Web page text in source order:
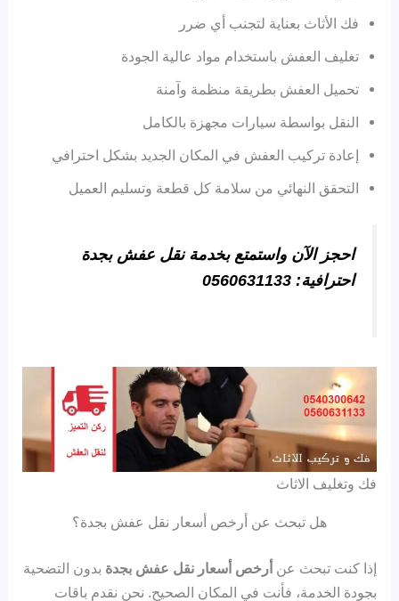
فك الأثاث بعناية لتجنب أي ضرر
تغليف العفش باستخدام مواد عالية الجودة
تحميل العفش بطريقة منظمة وآمنة
النقل بواسطة سيارات مجهزة بالكامل
إعادة تركيب العفش في المكان الجديد بشكل احترافي
التحقق النهائي من سلامة كل قطعة وتسليم العميل
احجز الآن واستمتع بخدمة نقل عفش بجدة
احترافية: 0560631133
فك وتغليف الاثاث
هل تبحث عن أرخص أسعار نقل عفش بجدة؟
إذا كنت تبحث عن أرخص أسعار نقل عفش بجدة بدون التضحية
بجودة الخدمة، فأنت في المكان الصحيح. نحن نقدم باقات